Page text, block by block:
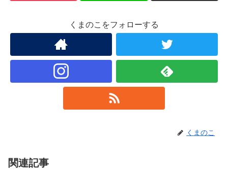
くまのこをフォローする
くまのこ
関連記事